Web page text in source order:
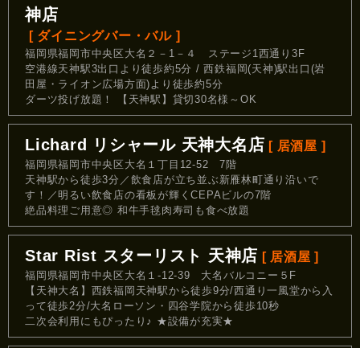
神店
[ ダイニングバー・バル ]
福岡県福岡市中央区大名２－1－４ ステージ1西通り3F
空港線天神駅3出口より徒歩約5分 / 西鉄福岡(天神)駅出口(岩
田屋・ライオン広場方面)より徒歩約5分
ダーツ投げ放題！ 【天神駅】貸切30名様～OK
Lichard リシャール 天神大名店 [ 居酒屋 ]
福岡県福岡市中央区大名１丁目12-52 7階
天神駅から徒歩3分／飲食店が立ち並ぶ新雁林町通り沿いで
す！／明るい飲食店の看板が輝くCEPAビルの7階
絶品料理ご用意◎ 和牛手毬肉寿司も食べ放題
Star Rist スターリスト 天神店 [ 居酒屋 ]
福岡県福岡市中央区大名１-12-39 大名バルコニー５F
【天神大名】西鉄福岡天神駅から徒歩9分/西通り一風堂から入
って徒歩2分/大名ローソン・四谷学院から徒歩10秒
二次会利用にもぴったり♪ ★設備が充実★